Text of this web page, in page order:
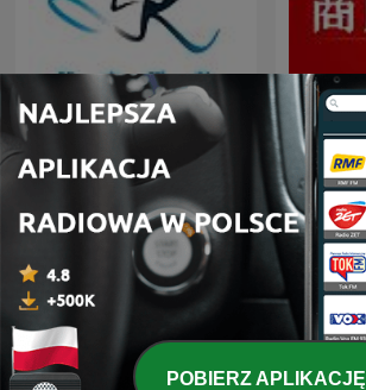
股市隱者
POBIERZ APLIKACJĘ